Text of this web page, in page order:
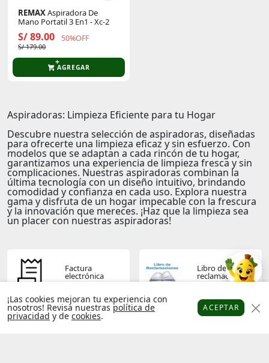
REMAXAspiradora De
Mano Portatil 3 En1 - Xc-2
S/ 89.00 50%OFF
S/ 179.00
AGREGAR
Aspiradoras: Limpieza Eficiente para tu Hogar
Descubre nuestra selección de aspiradoras, diseñadas
para ofrecerte una limpieza eficaz y sin esfuerzo. Con
modelos que se adaptan a cada rincón de tu hogar,
garantizamos una experiencia de limpieza fresca y sin
complicaciones. Nuestras aspiradoras combinan la
última tecnología con un diseño intuitivo, brindando
comodidad y confianza en cada uso. Explora nuestra
gama y disfruta de un hogar impecable con la frescura
y la innovación que mereces. ¡Haz que la limpieza sea
un placer con nuestras aspiradoras!
Factura
electrónica
Libro de
reclamaciones
Términos y
Platanitos Favoritos
¡Las cookies mejoran tu experiencia con
nosotros! Revisa nuestras política de
privacidad y de cookies.
ACEPTAR